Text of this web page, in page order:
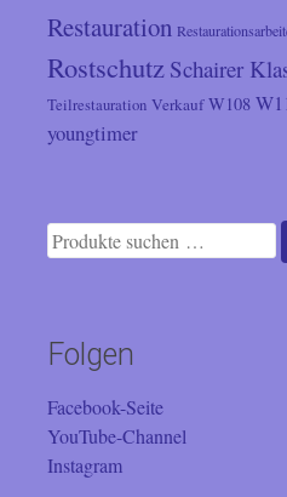
Restauration
Rostschutz Schairer
Teilrestauration Verkauf W108
youngtimer
Suchen
nach:
Folgen
Facebook-Seite
YouTube-Channel
Instagram